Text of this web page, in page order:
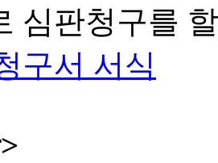
심판청구를
구서 서식